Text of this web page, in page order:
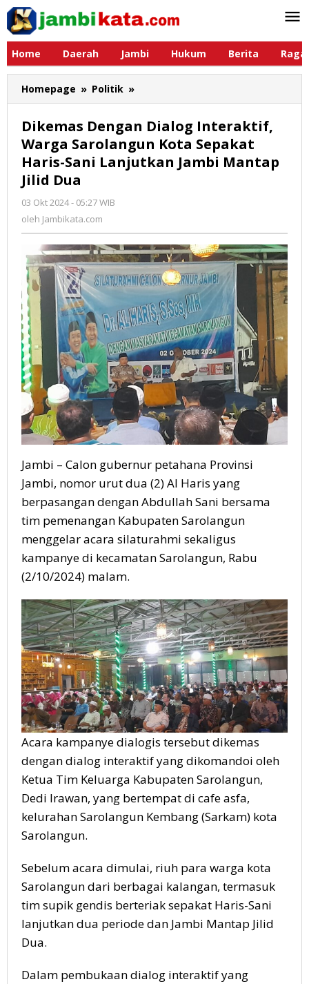
Lewati
konten
Home
Daerah Jambi Hukum Berita
Homepage » Politik »
Dengan
Dialog
Interaktif,
Warga
Sarolangun
Lanjutkan
Jambi
Mantap
Jilid
Dua
Dikemas Dengan Dialog Interaktif,
Warga Sarolangun Kota Sepakat
Haris-Sani Lanjutkan Jambi Mantap
Jilid Dua
03 Okt 2024 - 05:27 WIB
oleh Jambikata.com
Jambi – Calon gubernur petahana Provinsi
Jambi, nomor urut dua (2) Al Haris yang
berpasangan dengan Abdullah Sani bersama
tim pemenangan Kabupaten Sarolangun
menggelar acara silaturahmi sekaligus
kampanye di kecamatan Sarolangun, Rabu
(2/10/2024) malam.
Acara kampanye dialogis tersebut dikemas
dengan dialog interaktif yang dikomandoi oleh
Ketua Tim Keluarga Kabupaten Sarolangun,
Dedi Irawan, yang bertempat di cafe asfa,
kelurahan Sarolangun Kembang (Sarkam) kota
Sarolangun.
Sebelum acara dimulai, riuh para warga kota
Sarolangun dari berbagai kalangan, termasuk
tim supik gendis berteriak sepakat Haris-Sani
lanjutkan dua periode dan Jambi Mantap Jilid
Dua.
Dalam pembukaan dialog interaktif yang